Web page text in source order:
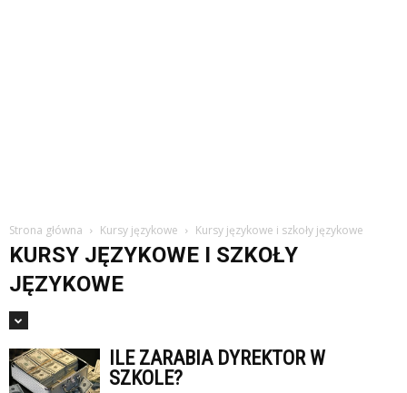
Strona główna Kursy językowe Kursy językowe i szkoły językowe
KURSY JĘZYKOWE I SZKOŁY
JĘZYKOWE
ILE ZARABIA DYREKTOR W
SZKOLE?